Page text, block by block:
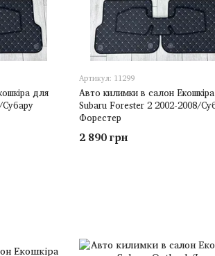
для
Артикул: 11299
Авто килимки в салон
Subaru Forester 2 2002-2008/
Форестер
2 890 грн